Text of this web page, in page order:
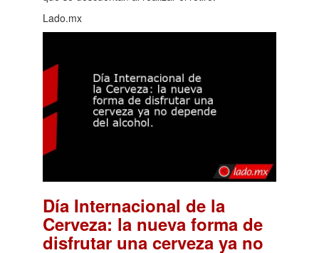
Lado.mx
Día Internacional de la
Cerveza: la nueva forma de
disfrutar una cerveza ya no